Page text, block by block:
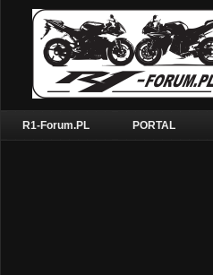
R1-Forum.PL PORTAL